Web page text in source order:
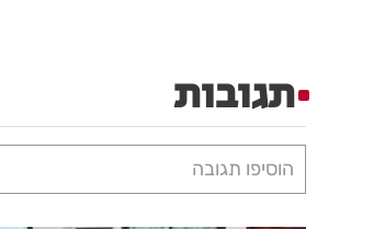
תגובות
הוסיפו תגובה